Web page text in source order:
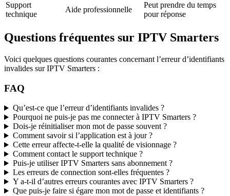
Support
technique
Aide professionnelle
Peut prendre du temps
pour réponse
Questions fréquentes sur IPTV Smarters
Voici quelques questions courantes concernant l’erreur d’identifiants
invalides sur IPTV Smarters :
FAQ
Qu’est-ce que l’erreur d’identifiants invalides ?
Pourquoi ne puis-je pas me connecter à IPTV Smarters ?
Dois-je réinitialiser mon mot de passe souvent ?
Comment savoir si l’application est à jour ?
Cette erreur affecte-t-elle la qualité de visionnage ?
Comment contact le support technique ?
Puis-je utiliser IPTV Smarters sans abonnement ?
Les erreurs de connection sont-elles fréquentes ?
Y a-t-il d’autres erreurs courantes avec IPTV Smarters ?
Que puis-je faire si égare mon mot de passe et identifiants ?